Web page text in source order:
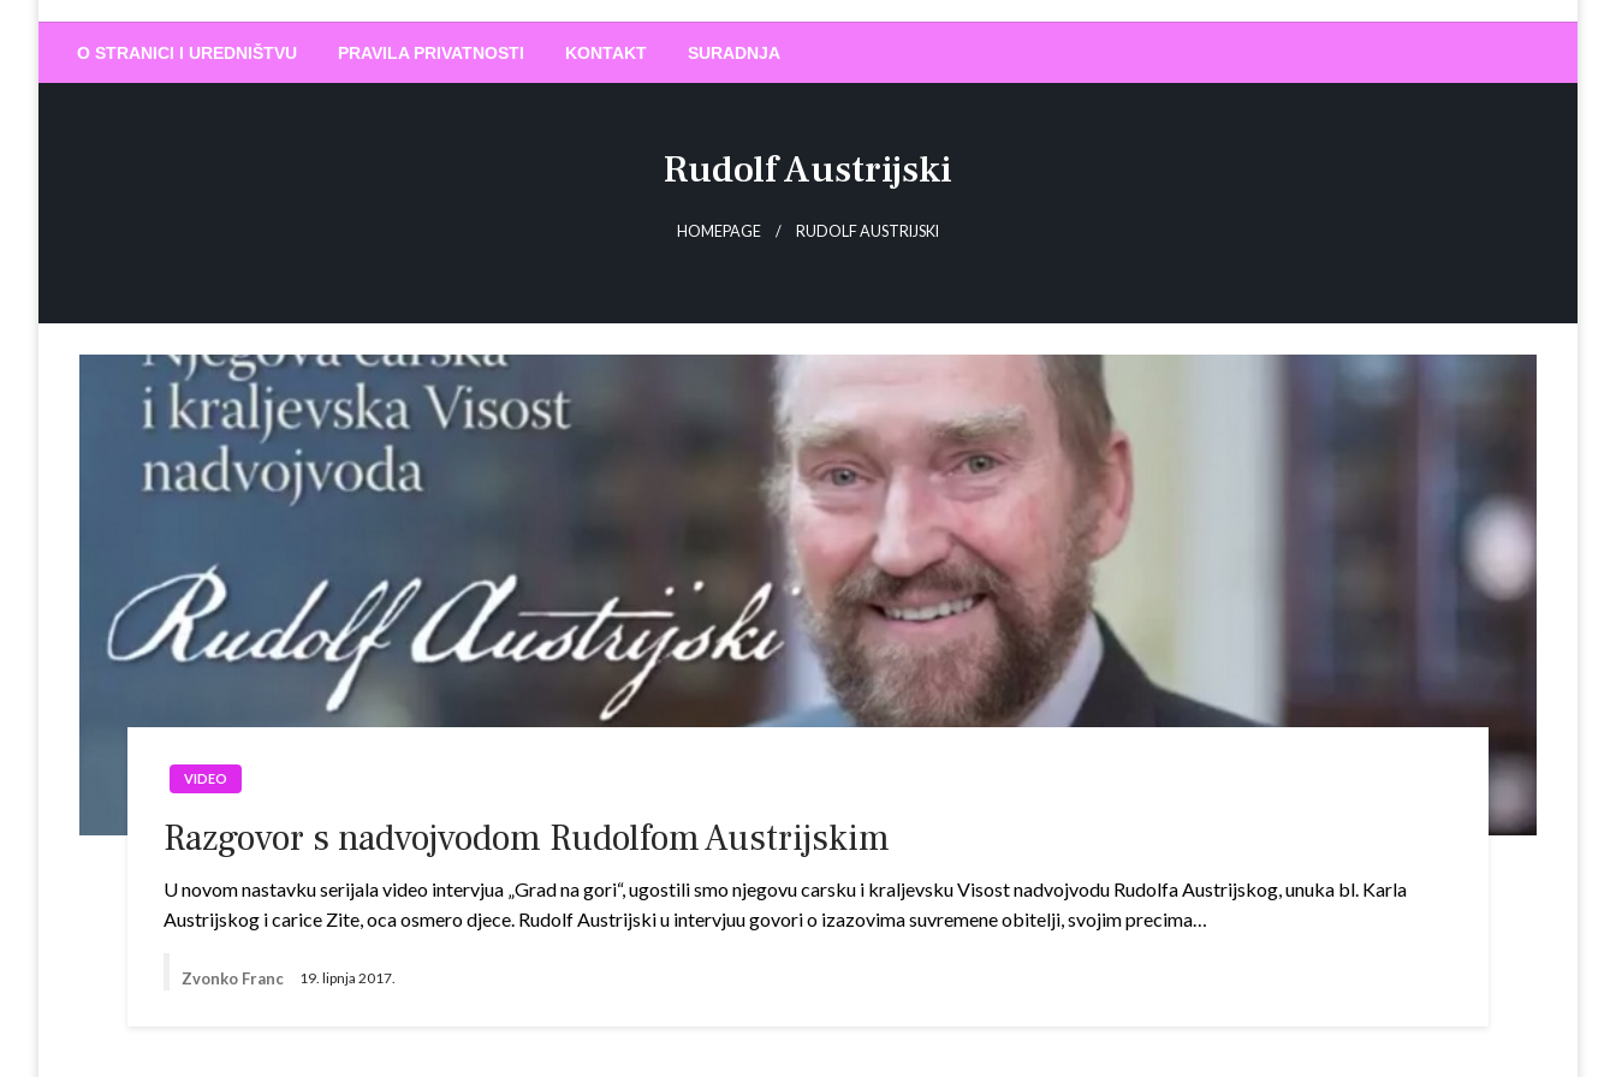
Biram DOBRO
O STRANICI I UREDNIŠTVU PRAVILA PRIVATNOSTI KONTAKT SURADNJA
Rudolf Austrijski
HOMEPAGE RUDOLF AUSTRIJSKI
VIDEO
Razgovor s nadvojvodom Rudolfom Austrijskim
U novom nastavku serijala video intervjua „Grad na gori“, ugostili smo njegovu carsku i kraljevsku Visost nadvojvodu Rudolfa Austrijskog, unuka bl. Karla
Austrijskog i carice Zite, oca osmero djece. Rudolf Austrijski u intervjuu govori o izazovima suvremene obitelji, svojim precima…
Zvonko Franc 19. lipnja 2017.